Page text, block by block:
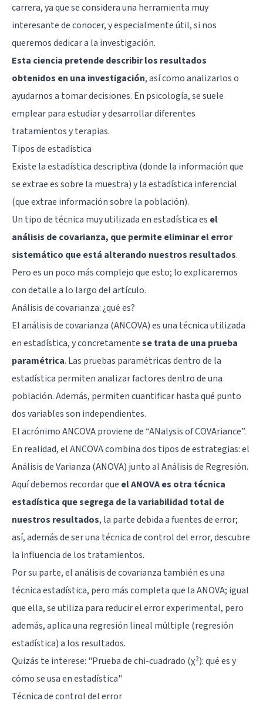
carrera, ya que se considera una herramienta muy
interesante de conocer, y especialmente útil, si nos
queremos dedicar a la investigación.
Esta ciencia pretende describir los resultados
obtenidos en una investigación, así como analizarlos o
ayudarnos a tomar decisiones. En psicología, se suele
emplear para estudiar y desarrollar diferentes
tratamientos y terapias.
Tipos de estadística
Existe la estadística descriptiva (donde la información que
se extrae es sobre la muestra) y la estadística inferencial
(que extrae información sobre la población).
Un tipo de técnica muy utilizada en estadística es el
análisis de covarianza, que permite eliminar el error
sistemático que está alterando nuestros resultados.
Pero es un poco más complejo que esto; lo explicaremos
con detalle a lo largo del artículo.
Análisis de covarianza: ¿qué es?
El análisis de covarianza (ANCOVA) es una técnica utilizada
en estadística, y concretamentese trata de una prueba
paramétrica. Las pruebas paramétricas dentro de la
estadística permiten analizar factores dentro de una
población. Además, permiten cuantificar hasta qué punto
dos variables son independientes.
El acrónimo ANCOVA proviene de “ANalysis of COVAriance”.
En realidad, el ANCOVA combina dos tipos de estrategias: el
Análisis de Varianza (ANOVA) junto al Análisis de Regresión.
Aquí debemos recordar que el ANOVA es otra técnica
estadística que segrega de la variabilidad total de
nuestros resultados, la parte debida a fuentes de error;
así, además de ser una técnica de control del error, descubre
la influencia de los tratamientos.
Por su parte, el análisis de covarianza también es una
técnica estadística, pero más completa que la ANOVA; igual
que ella, se utiliza para reducir el error experimental, pero
además, aplica una regresión lineal múltiple (regresión
estadística) a los resultados.
Quizás te interese: "Prueba de chi-cuadrado (χ²): qué es y
cómo se usa en estadística"
Técnica de control del error